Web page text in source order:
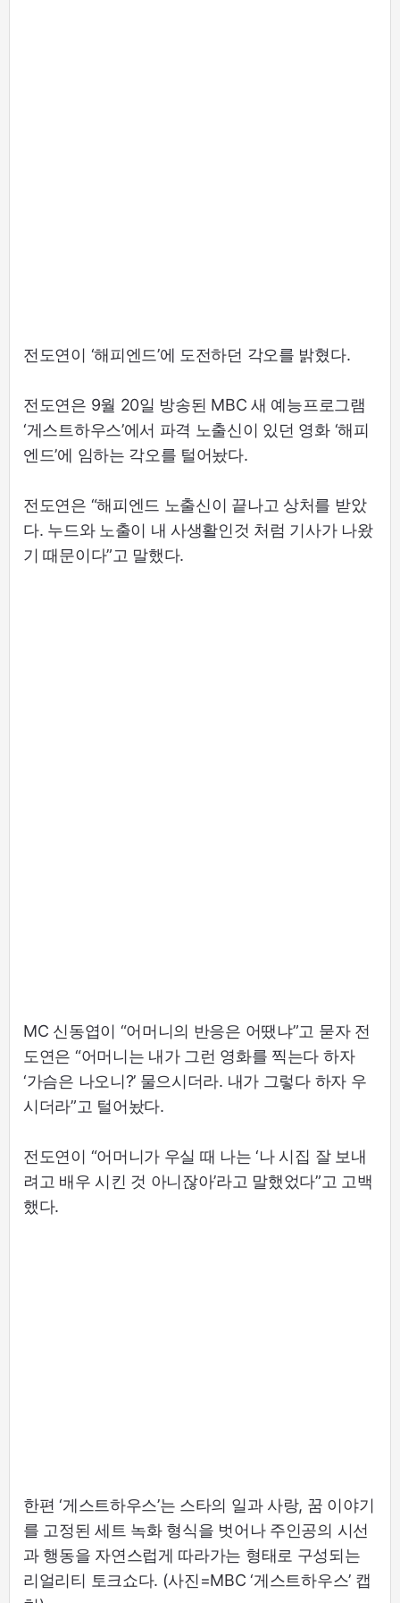
전도연이 ‘해피엔드’에 도전하던 각오를 밝혔다.
전도연은 9월 20일 방송된 MBC 새 예능프로그램
‘게스트하우스’에서 파격 노출신이 있던 영화 ‘해피
엔드’에 임하는 각오를 털어놨다.
전도연은 “해피엔드 노출신이 끝나고 상처를 받았
다. 누드와 노출이 내 사생활인것 처럼 기사가 나왔
기 때문이다”고 말했다.
MC 신동엽이 “어머니의 반응은 어땠냐”고 묻자 전
도연은 “어머니는 내가 그런 영화를 찍는다 하자
‘가슴은 나오니?’ 물으시더라. 내가 그렇다 하자 우
시더라”고 털어놨다.
전도연이 “어머니가 우실 때 나는 ‘나 시집 잘 보내
려고 배우 시킨 것 아니잖아’라고 말했었다”고 고백
했다.
한편 ‘게스트하우스’는 스타의 일과 사랑, 꿈 이야기
를 고정된 세트 녹화 형식을 벗어나 주인공의 시선
과 행동을 자연스럽게 따라가는 형태로 구성되는
리얼리티 토크쇼다. (사진=MBC ‘게스트하우스’ 캡